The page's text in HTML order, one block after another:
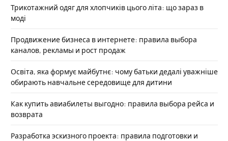
Трикотажний одяг для хлопчиків цього літа: що зараз в
моді
Продвижение бизнеса в интернете: правила выбора
каналов, рекламы и рост продаж
Освіта, яка формує майбутнє: чому батьки дедалі уважніше
обирають навчальне середовище для дитини
Как купить авиабилеты выгодно: правила выбора рейса и
возврата
Разработка эскизного проекта: правила подготовки и